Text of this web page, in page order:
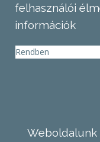
felhasználói
információk
Rendben